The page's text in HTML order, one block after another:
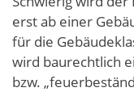
erst ab einer
für die
wird baurechtlich
bzw.